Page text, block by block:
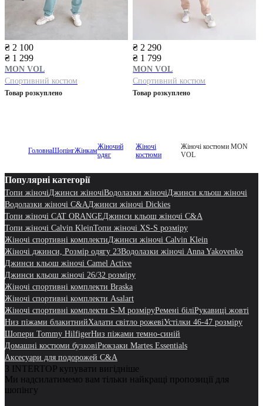
₴ 2 100
₴ 1 299
MON VOL
Спортивний костюм
Товар розкуплено
₴ 2 290
₴ 1 799
MON VOL
Спортивний костюм
Товар розкуплено
ГоловнаШопінгЖінкамЖіночий
одяг
Жіночі
костюми
Жіночі костюми MON
VOL
Популярні категорії
Топи жіночіДжинси жіночіВодолазки жіночіДжинси кльош жіночі
Водолазки жіночі C&AДжинси жіночі Dickies
Топи жіночі CAT ORANGEДжинси кльош жіночі C&A
Топи жіночі Calvin KleinТопи жіночі XS-S розміру
Жіночі спортивні комплектиДжинси жіночі Calvin Klein
Жіночі джинси, Розмір одягу 23Водолазки жіночі Anna Yakovenko
Джинси кльош жіночі Camel Active
Джинси кльош жіночі 26/32 розміру
Жіночі спортивні комплекти Braska
Жіночі спортивні комплекти Asalart
Жіночі спортивні комплекти S-M розміруРемені біліРукавиці жовті
Низ піжами блакитнийХалати світло рожевіУстілки 46-47 розміру
Шопери Tommy HilfigerНиз піжами темно-синій
Домашні костюми бузковіРюкзаки Martes Essentials
Аксесуари для подорожей C&A
З INTERTOP купувати вигідніше
Ми надсилатимемо вам тільки найкращі пропозиції для
шопінгу